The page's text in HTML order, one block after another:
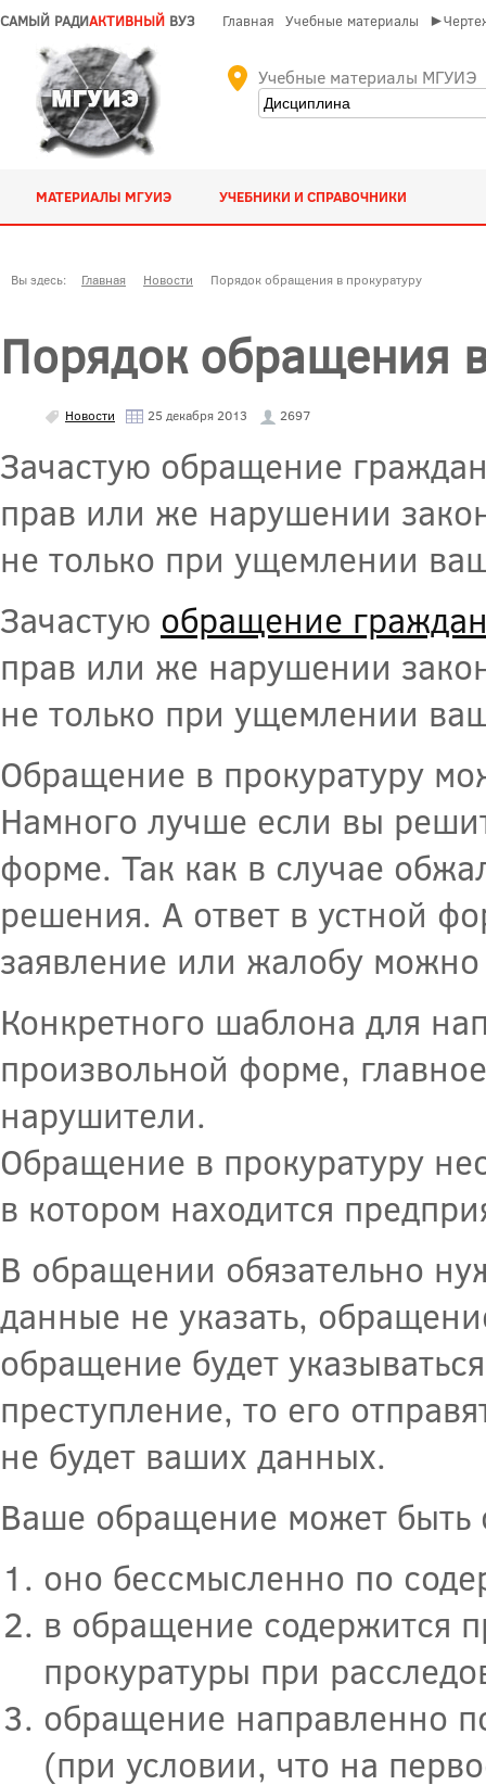
САМЫЙ РАДИАКТИВНЫЙ ВУЗ Главная Учебные материалы
Учебные материалы МГУИЭ
МАТЕРИАЛЫ МГУИЭ УЧЕБНИКИ И СПРАВОЧНИКИ
Вы здесь: Главная Новости Порядок обращения в прокуратуру
Порядок обращения
Новости 25 декабря 2013 2697
Зачастую обращение
прав или же нарушении
не только при ущемлении
Зачастую обращение
прав или же нарушении
не только при ущемлении
Обращение в прокуратуру
Намного лучше если вы
форме. Так как в случае
решения. А ответ в устной
заявление или жалобу
Конкретного шаблона для
произвольной форме,
нарушители.
Обращение в прокуратуру
в котором находится
В обращении обязательно
данные не указать,
обращение будет
преступление, то его
не будет ваших данных.
Ваше обращение может быть
оно бессмысленно по
в обращение содержится
прокуратуры при
обращение направленно
(при условии, что на